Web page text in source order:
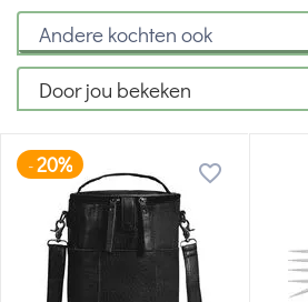
Andere kochten ook
Door jou bekeken
-20%